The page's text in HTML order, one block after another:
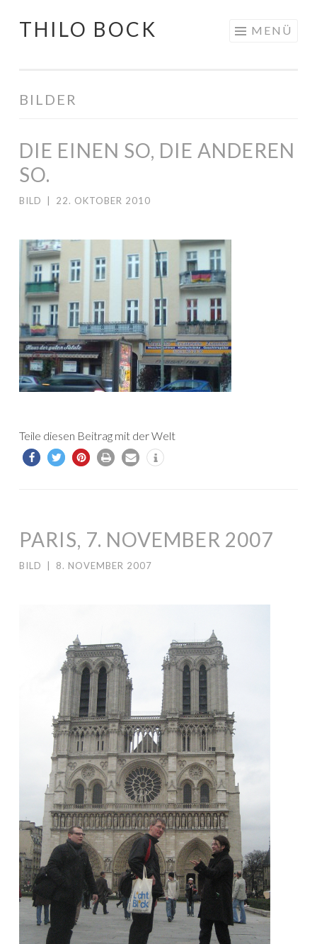
Springe
THILO BOCK MENÜ
BILDER
DIE EINEN SO, DIE ANDEREN
SO.
BILD 22. OKTOBER 2010
Teile diesen Beitrag mit der Welt
PARIS, 7. NOVEMBER 2007
BILD 8. NOVEMBER 2007